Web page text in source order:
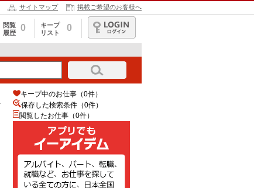
サイトマップ 掲載ご希望のお客様へ
閲覧
履歴
0
キープ
リスト
0
ログイン
キープ中のお仕事（0件）
保存した検索条件（0件）
閲覧したお仕事（0件）